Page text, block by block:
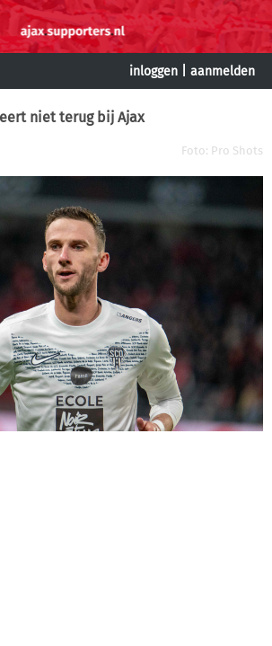
inloggen aanmelden
niet terug bij Ajax
Foto: Pro Shots